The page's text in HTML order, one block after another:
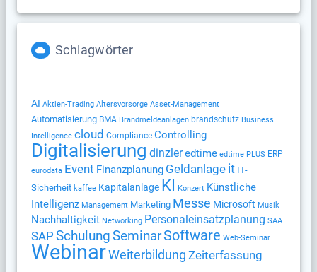
Schlagwörter
AI Aktien-Trading Altersvorsorge Asset-Management
Automatisierung BMA Brandmeldeanlagen brandschutz Business
Intelligence cloud Compliance Controlling
Digitalisierung dinzleredtime edtime PLUS ERP
eurodata Event Finanzplanung Geldanlage it IT-
Sicherheit kaffee Kapitalanlage KI Konzert Künstliche
Intelligenz Management Marketing Messe Microsoft Musik
Nachhaltigkeit Networking Personaleinsatzplanung SAA
SAP SchulungSeminarSoftware Web-Seminar
WebinarWeiterbildung Zeiterfassung